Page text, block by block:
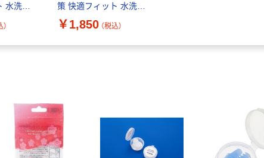
洗い
1個
）
策 快適フィット 水洗い
可 ホワイト HCSL-
EP01WH エレコム 1個
（直送品）
￥1,850 （税込）